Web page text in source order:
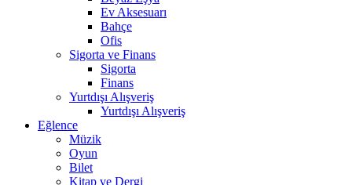
Ev Aksesuarı
Bahçe
Ofis
Sigorta ve Finans
Sigorta
Finans
Yurtdışı Alışveriş
Yurtdışı Alışveriş
Eğlence
Müzik
Oyun
Bilet
Kitap ve Dergi